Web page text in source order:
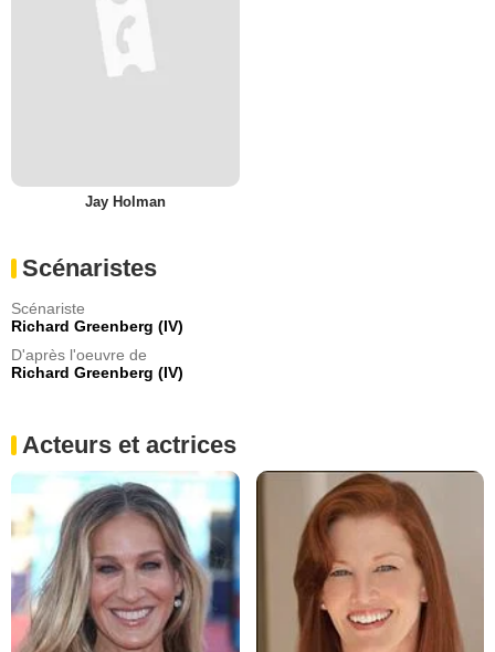
Jay Holman
Scénaristes
Scénariste
Richard Greenberg (IV)
D'après l'oeuvre de
Richard Greenberg (IV)
Acteurs et actrices